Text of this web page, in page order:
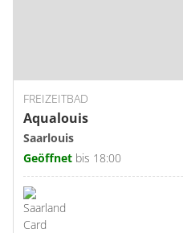
FREIZEITBAD
Aqualouis
Saarlouis
Geöffnet bis 18:00